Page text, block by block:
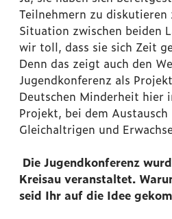
Teilnehmern zu
Situation zwischen beiden
wir toll, dass sie sich Zeit
Denn das zeigt auch den
Jugendkonferenz als
Deutschen Minderheit hier
Projekt, bei dem
Gleichaltrigen und
Die Jugendkonferenz
Kreisau veranstaltet.
seid Ihr auf die Idee